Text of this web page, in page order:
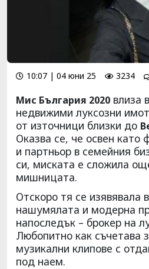
10:07 | 04 юни 25 3234
Мис България 2020 влиза
недвижими луксозни
от източници близки до
Оказва се, че освен като
и партньор в семейния
си, миската е сложила
мишницата.
Отскоро тя се изявявала
нашумялата и модерна
напоследък – брокер на
Любопитно как съчетава
музикални клипове с
под наем.